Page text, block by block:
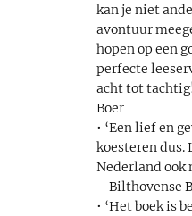
kan je niet
avontuur
hopen op een
perfecte
acht tot
Boer
• ‘Een lief en
koesteren dus.
Nederland ook
– Bilthovense
• ‘Het boek is